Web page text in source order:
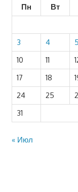
Пн
Вт
3
4 5
10
11
17
18
24
25
31
« Июл